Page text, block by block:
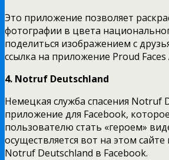
Это приложение позволяет
фотографии в цвета
поделиться изображением с
ссылка на приложение Proud Faces
4. Notruf Deutschland
Немецкая служба спасения Notruf
приложение для Facebook,
пользователю стать «героем»
осуществляется вот на этом
Notruf Deutschland в Facebook.